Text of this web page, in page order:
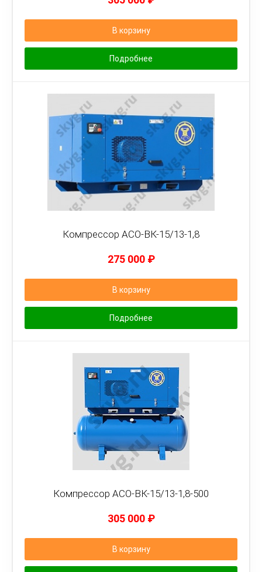
В корзину
Подробнее
Компрессор АСО-ВК-15/13-1,8
275 000 ₽
В корзину
Подробнее
Компрессор АСО-ВК-15/13-1,8-500
305 000 ₽
В корзину